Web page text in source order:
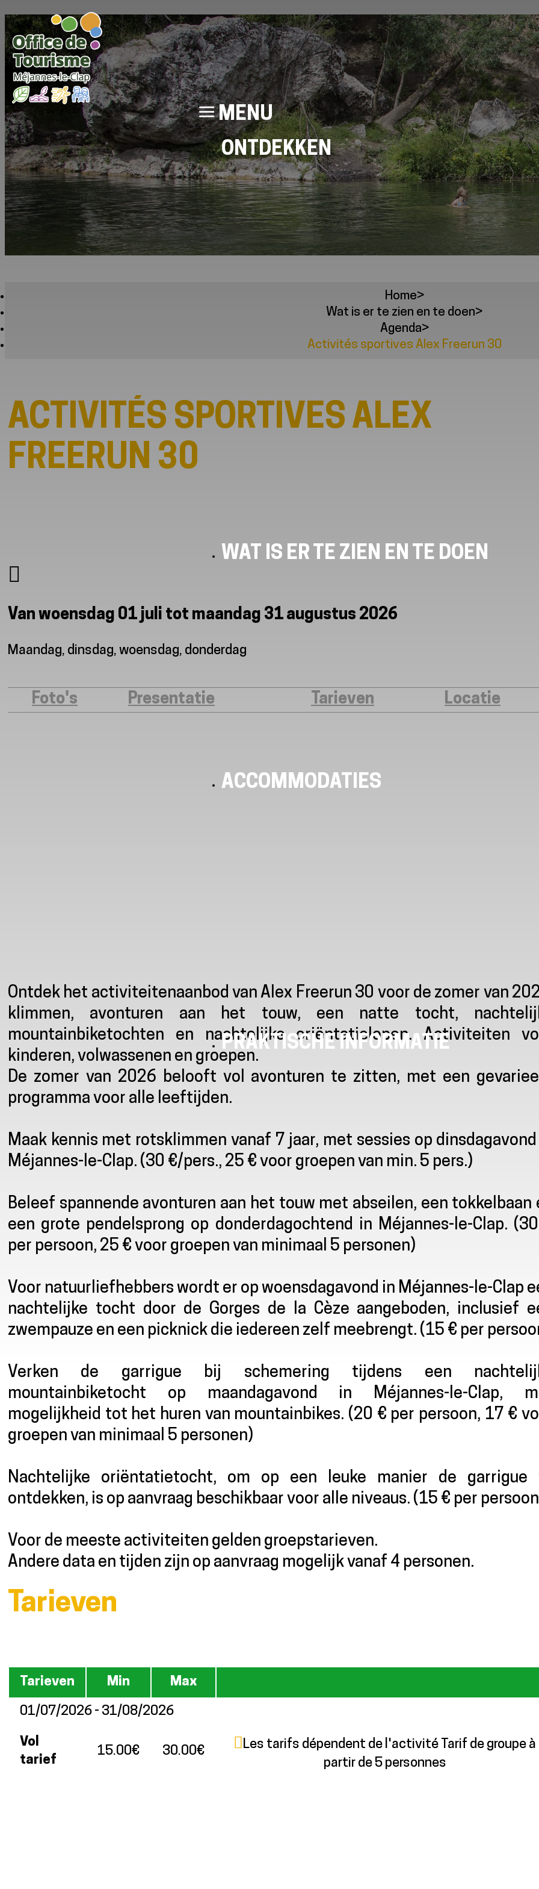
MENU
ONTDEKKEN
WAT IS ER TE ZIEN EN TE DOEN
ACCOMMODATIES
PRAKTISCHE INFORMATIE
Home>
Wat is er te zien en te doen>
Agenda>
Activités sportives Alex Freerun 30
ACTIVITÉS SPORTIVES ALEX
FREERUN 30
Van woensdag 01 juli tot maandag 31 augustus 2026
Maandag, dinsdag, woensdag, donderdag
Foto's Presentatie Tarieven Locatie
Presentatie
Ontdek het activiteitenaanbod van Alex Freerun 30 voor de zomer van
klimmen, avonturen aan het touw, een natte tocht,
mountainbiketochten en nachtelijke oriëntatielopen. Activiteiten
kinderen, volwassenen en groepen.
De zomer van 2026 belooft vol avonturen te zitten, met een
programma voor alle leeftijden.
Maak kennis met rotsklimmen vanaf 7 jaar, met sessies op
Méjannes-le-Clap. (30 €/pers., 25 € voor groepen van min. 5 pers.)
Beleef spannende avonturen aan het touw met abseilen, een tokkelbaan
een grote pendelsprong op donderdagochtend in Méjannes-le-Clap.
per persoon, 25 € voor groepen van minimaal 5 personen)
Voor natuurliefhebbers wordt er op woensdagavond in Méjannes-le-Clap
nachtelijke tocht door de Gorges de la Cèze aangeboden, inclusief
zwempauze en een picknick die iedereen zelf meebrengt. (15 € per
Verken de garrigue bij schemering tijdens een
mountainbiketocht op maandagavond in Méjannes-le-Clap,
mogelijkheid tot het huren van mountainbikes. (20 € per persoon, 17 €
groepen van minimaal 5 personen)
Nachtelijke oriëntatietocht, om op een leuke manier de garrigue
ontdekken, is op aanvraag beschikbaar voor alle niveaus. (15 € per
Voor de meeste activiteiten gelden groepstarieven.
Andere data en tijden zijn op aanvraag mogelijk vanaf 4 personen.
Tarieven
Tarieven Min Max
01/07/2026 - 31/08/2026
Vol
tarief
15.00€ 30.00€
Les tarifs dépendent de l'activité Tarif de groupe à
partir de 5 personnes